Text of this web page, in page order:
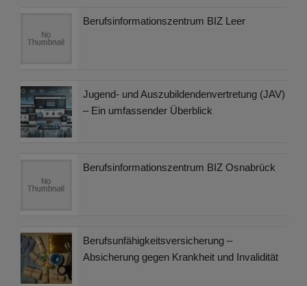
Berufsinformationszentrum BIZ Leer
Jugend- und Auszubildendenvertretung (JAV)
– Ein umfassender Überblick
Berufsinformationszentrum BIZ Osnabrück
Berufsunfähigkeitsversicherung –
Absicherung gegen Krankheit und Invalidität